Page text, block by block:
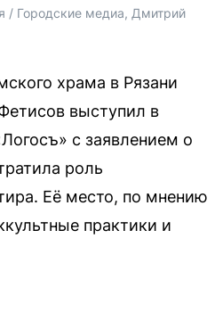
/ Городские медиа, Дмитрий
храма в Рязани
выступил в
с заявлением о
роль
Её место, по мнению
практики и